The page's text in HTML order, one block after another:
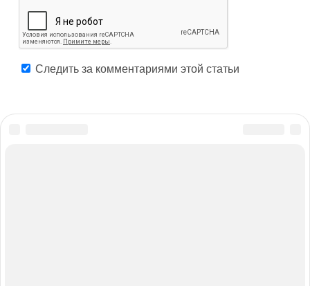
Следить за комментариями этой статьи